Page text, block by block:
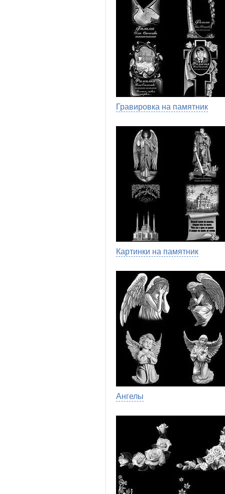
Гравировка на памятник
Картинки на памятник
Ангелы